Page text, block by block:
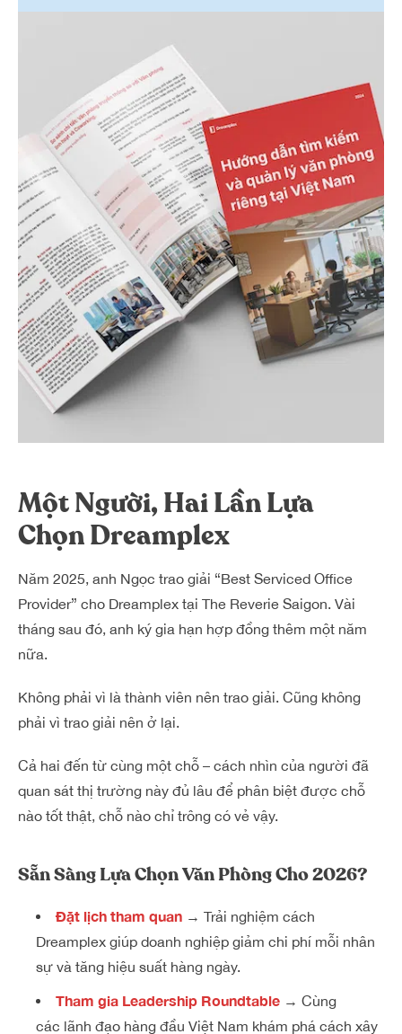
Một Người, Hai Lần Lựa
Chọn Dreamplex
Năm 2025, anh Ngọc trao giải “Best Serviced Office
Provider” cho Dreamplex tại The Reverie Saigon. Vài
tháng sau đó, anh ký gia hạn hợp đồng thêm một năm
nữa.
Không phải vì là thành viên nên trao giải. Cũng không
phải vì trao giải nên ở lại.
Cả hai đến từ cùng một chỗ – cách nhìn của người đã
quan sát thị trường này đủ lâu để phân biệt được chỗ
nào tốt thật, chỗ nào chỉ trông có vẻ vậy.
Sẵn Sàng Lựa Chọn Văn Phòng Cho 2026?
Đặt lịch tham quan → Trải nghiệm cách
Dreamplex giúp doanh nghiệp giảm chi phí mỗi nhân
sự và tăng hiệu suất hàng ngày.
Tham gia Leadership Roundtable → Cùng
các lãnh đạo hàng đầu Việt Nam khám phá cách xây